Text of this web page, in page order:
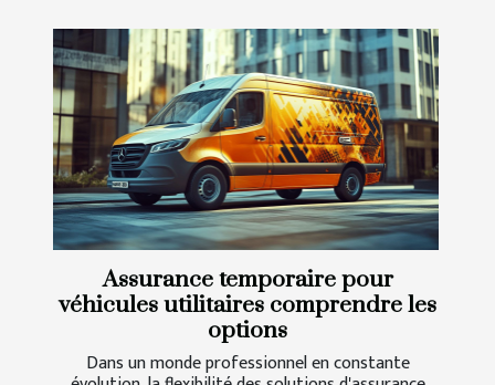
Assurance temporaire pour
véhicules utilitaires comprendre les
options
Dans un monde professionnel en constante